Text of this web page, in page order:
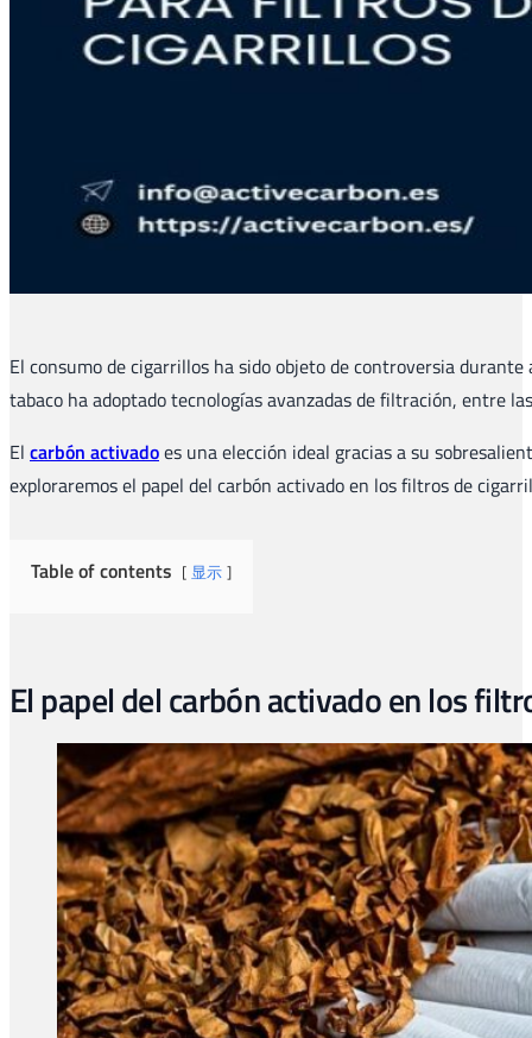
El consumo de cigarrillos ha sido objeto de controversia
tabaco ha adoptado tecnologías avanzadas de filtración, entre
El carbón activadoes una elección ideal gracias a su
exploraremos el papel del carbón activado en los filtros de
Table of contents 显示
El papel del carbón activado en los